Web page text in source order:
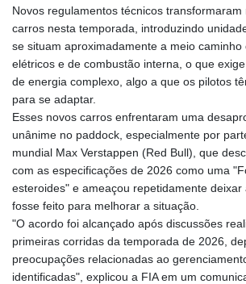
Novos regulamentos técnicos
carros nesta temporada, introduzindo
se situam aproximadamente a meio
elétricos e de combustão interna, o que
de energia complexo, algo a que os pilotos
para se adaptar.
Esses novos carros enfrentaram uma
unânime no paddock, especialmente por
mundial Max Verstappen (Red Bull), que
com as especificações de 2026 como uma
esteroides" e ameaçou repetidamente deixar
fosse feito para melhorar a situação.
"O acordo foi alcançado após discussões
primeiras corridas da temporada de 2026,
preocupações relacionadas ao
identificadas", explicou a FIA em um